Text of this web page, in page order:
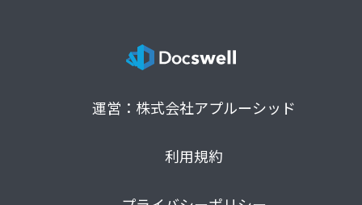
運営：株式会社アプルーシッド
利用規約